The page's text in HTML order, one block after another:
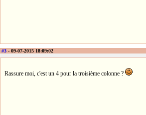
#3 - 09-07-2015 18:09:02
Rassure moi, c'est un 4 pour la troisième colonne ?